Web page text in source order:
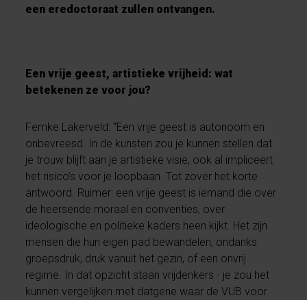
een eredoctoraat zullen ontvangen.
Een vrije geest, artistieke vrijheid: wat
betekenen ze voor jou?
Femke Lakerveld: “Een vrije geest is autonoom en
onbevreesd. In de kunsten zou je kunnen stellen dat
je trouw blijft aan je artistieke visie, ook al impliceert
het risico’s voor je loopbaan. Tot zover het korte
antwoord. Ruimer: een vrije geest is iemand die over
de heersende moraal en conventies, over
ideologische en politieke kaders heen kijkt. Het zijn
mensen die hun eigen pad bewandelen, ondanks
groepsdruk, druk vanuit het gezin, of een onvrij
regime. In dat opzicht staan vrijdenkers - je zou het
kunnen vergelijken met datgene waar de VUB voor